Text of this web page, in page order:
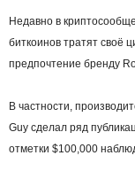
Недавно в
биткоинов тратят своё
предпочтение бренду
В частности,
Guy сделал ряд
отметки $100,000